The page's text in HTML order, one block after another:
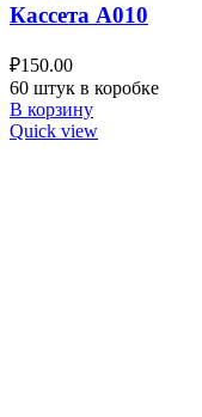
Кассета A010
₽150.00
60 штук в коробке
В корзину
Quick view